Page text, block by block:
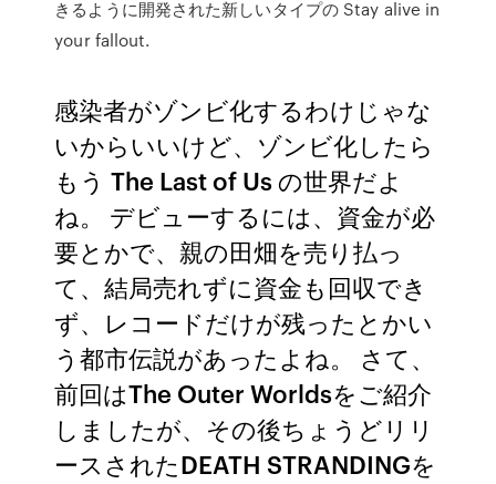
きるように開発された新しいタイプの Stay alive in
your fallout.
感染者がゾンビ化するわけじゃな
いからいいけど、ゾンビ化したら
もう The Last of Us の世界だよ
ね。 デビューするには、資金が必
要とかで、親の田畑を売り払っ
て、結局売れずに資金も回収でき
ず、レコードだけが残ったとかい
う都市伝説があったよね。 さて、
前回はThe Outer Worldsをご紹介
しましたが、その後ちょうどリリ
ースされたDEATH STRANDINGを